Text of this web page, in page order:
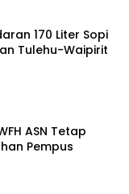
170 Liter Sopi
Tulehu-Waipirit
ASN Tetap
Pempus